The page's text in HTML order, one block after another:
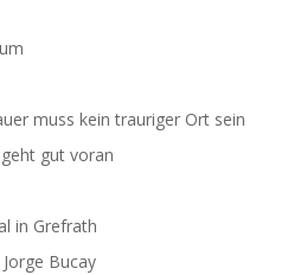
muss kein trauriger Ort sein
gut voran
in Grefrath
Bucay